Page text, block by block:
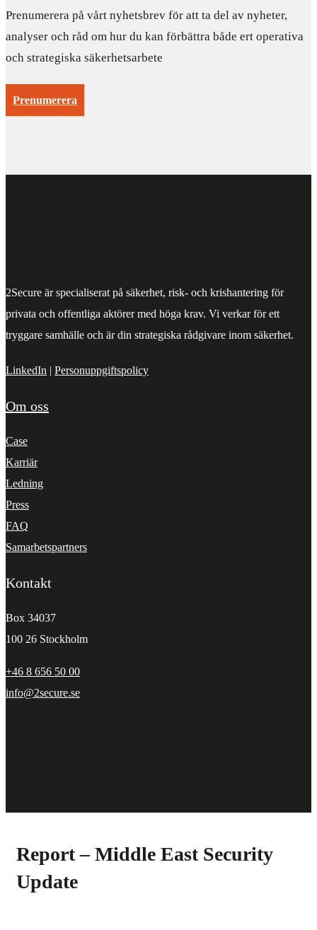
Prenumerera på vårt nyhetsbrev för att ta del av nyheter,
analyser och råd om hur du kan förbättra både ert operativa
och strategiska säkerhetsarbete
Prenumerera
2Secure är specialiserat på säkerhet, risk- och krishantering för
privata och offentliga aktörer med höga krav. Vi verkar för ett
tryggare samhälle och är din strategiska rådgivare inom säkerhet.
LinkedIn | Personuppgiftspolicy
Om oss
Case
Karriär
Ledning
Press
FAQ
Samarbetspartners
Kontakt
Box 34037
100 26 Stockholm
+46 8 656 50 00
info@2secure.se
Report – Middle East Security
Update